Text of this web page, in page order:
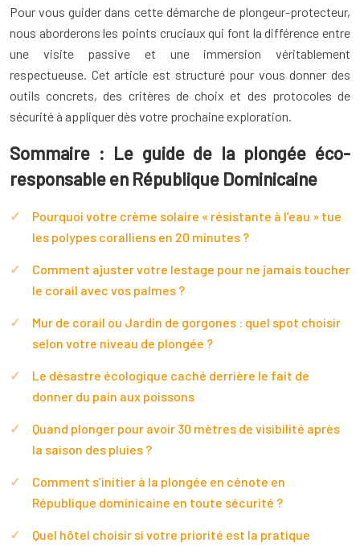
Pour vous guider dans cette démarche de plongeur-protecteur,
nous aborderons les points cruciaux qui font la différence entre
une visite passive et une immersion véritablement
respectueuse. Cet article est structuré pour vous donner des
outils concrets, des critères de choix et des protocoles de
sécurité à appliquer dès votre prochaine exploration.
Sommaire : Le guide de la plongée éco-
responsable en République Dominicaine
Pourquoi votre crème solaire « résistante à l’eau » tue
les polypes coralliens en 20 minutes ?
Comment ajuster votre lestage pour ne jamais toucher
le corail avec vos palmes ?
Mur de corail ou Jardin de gorgones : quel spot choisir
selon votre niveau de plongée ?
Le désastre écologique caché derrière le fait de
donner du pain aux poissons
Quand plonger pour avoir 30 mètres de visibilité après
la saison des pluies ?
Comment s’initier à la plongée en cénote en
République dominicaine en toute sécurité ?
Quel hôtel choisir si votre priorité est la pratique